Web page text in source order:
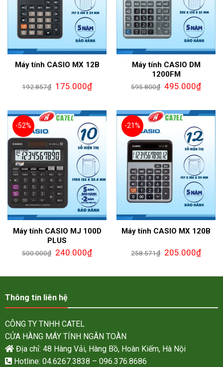
Máy tính CASIO MX 12B
192.857₫ 175.000₫
Máy tính CASIO DM
1200FM
595.800₫ 495.000₫
-52%
Máy tính CASIO MJ 100D
PLUS
500.000₫ 240.000₫
-21%
Máy tính CASIO MX 120B
258.571₫ 205.000₫
Thông tin liên hệ
CÔNG TY TNHH CATEL
CỬA HÀNG MÁY TÍNH NGÂN TOÀN
Địa chỉ: 48 Hàng Vải, Hàng Bồ, Hoàn Kiếm, Hà Nội
Hotline: 04.6267.3838 – 096.376.8686